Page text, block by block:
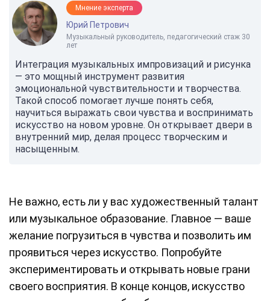
Мнение эксперта
Юрий Петрович
Музыкальный руководитель, педагогический стаж 30
лет
Интеграция музыкальных импровизаций и рисунка
— это мощный инструмент развития
эмоциональной чувствительности и творчества.
Такой способ помогает лучше понять себя,
научиться выражать свои чувства и воспринимать
искусство на новом уровне. Он открывает двери в
внутренний мир, делая процесс творческим и
насыщенным.
Не важно, есть ли у вас художественный талант
или музыкальное образование. Главное — ваше
желание погрузиться в чувства и позволить им
проявиться через искусство. Попробуйте
экспериментировать и открывать новые грани
своего восприятия. В конце концов, искусство